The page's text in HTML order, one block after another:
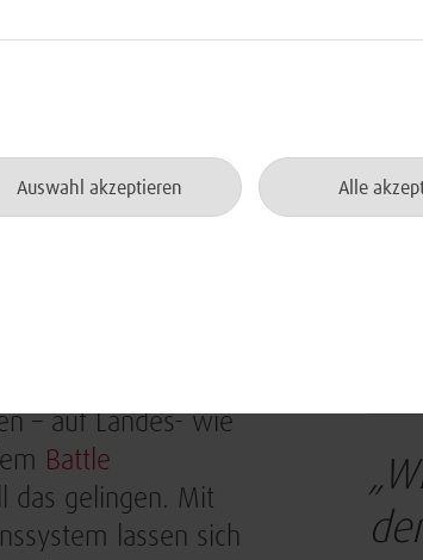
Auswahl akzeptieren Alle
D-LBO zu den
von
– auf Landes- wie
Battle
das gelingen. Mit
lassen sich